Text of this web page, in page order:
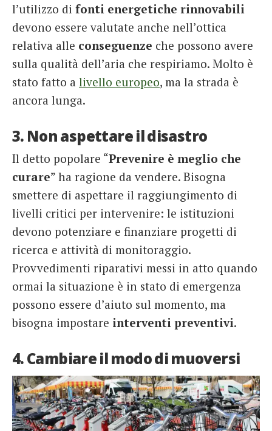
l’utilizzo di fonti energetiche rinnovabili
devono essere valutate anche nell’ottica
relativa alle conseguenze che possono avere
sulla qualità dell’aria che respiriamo. Molto è
stato fatto a livello europeo, ma la strada è
ancora lunga.
3. Non aspettare il disastro
Il detto popolare “Prevenire è meglio che
curare” ha ragione da vendere. Bisogna
smettere di aspettare il raggiungimento di
livelli critici per intervenire: le istituzioni
devono potenziare e finanziare progetti di
ricerca e attività di monitoraggio.
Provvedimenti riparativi messi in atto quando
ormai la situazione è in stato di emergenza
possono essere d’aiuto sul momento, ma
bisogna impostare interventi preventivi.
4. Cambiare il modo di muoversi